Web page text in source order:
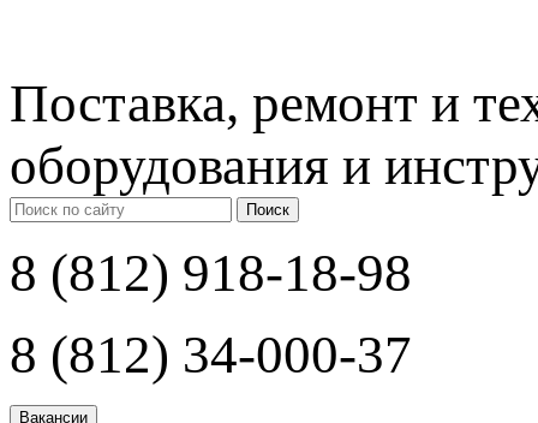
Поставка, ремонт и
оборудования и
Поиск
8 (812) 918-18-98
8 (812) 34-000-37